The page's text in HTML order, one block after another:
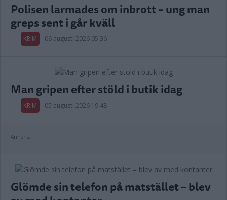
Polisen larmades om inbrott – ung man
greps sent i går kväll
KRIM 06 augusti 2026 05.36
Man gripen efter stöld i butik idag
KRIM 05 augusti 2026 19.48
Annons:
Glömde sin telefon på matstället – blev